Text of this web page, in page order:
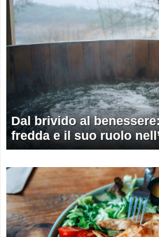
Dal brivido al
fredda e il suo ruolo